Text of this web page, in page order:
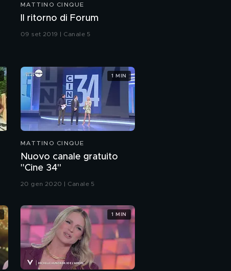
MATTINO CINQUE
Il ritorno di Forum
09 set 2019 | Canale 5
MATTINO CINQUE
Nuovo canale gratuito
"Cine 34"
20 gen 2020 | Canale 5
1 MIN
1 MIN